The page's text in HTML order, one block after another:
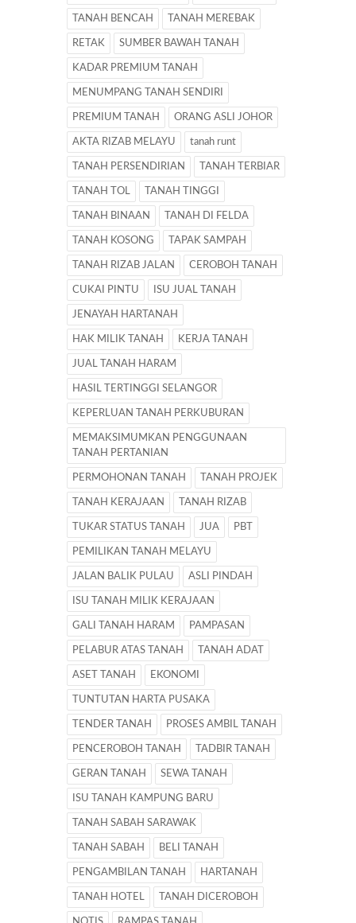
TANAH BENCAH TANAH MEREBAK
RETAK SUMBER BAWAH TANAH
KADAR PREMIUM TANAH
MENUMPANG TANAH SENDIRI
PREMIUM TANAH ORANG ASLI JOHOR
AKTA RIZAB MELAYU tanah runt
TANAH PERSENDIRIAN TANAH TERBIAR
TANAH TOL TANAH TINGGI
TANAH BINAAN TANAH DI FELDA
TANAH KOSONG TAPAK SAMPAH
TANAH RIZAB JALAN CEROBOH TANAH
CUKAI PINTU ISU JUAL TANAH
JENAYAH HARTANAH
HAK MILIK TANAH KERJA TANAH
JUAL TANAH HARAM
HASIL TERTINGGI SELANGOR
KEPERLUAN TANAH PERKUBURAN
MEMAKSIMUMKAN PENGGUNAAN
TANAH PERTANIAN
PERMOHONAN TANAH TANAH PROJEK
TANAH KERAJAAN TANAH RIZAB
TUKAR STATUS TANAH JUA PBT
PEMILIKAN TANAH MELAYU
JALAN BALIK PULAU ASLI PINDAH
ISU TANAH MILIK KERAJAAN
GALI TANAH HARAM PAMPASAN
PELABUR ATAS TANAH TANAH ADAT
ASET TANAH EKONOMI
TUNTUTAN HARTA PUSAKA
TENDER TANAH PROSES AMBIL TANAH
PENCEROBOH TANAH TADBIR TANAH
GERAN TANAH SEWA TANAH
ISU TANAH KAMPUNG BARU
TANAH SABAH SARAWAK
TANAH SABAH BELI TANAH
PENGAMBILAN TANAH HARTANAH
TANAH HOTEL TANAH DICEROBOH